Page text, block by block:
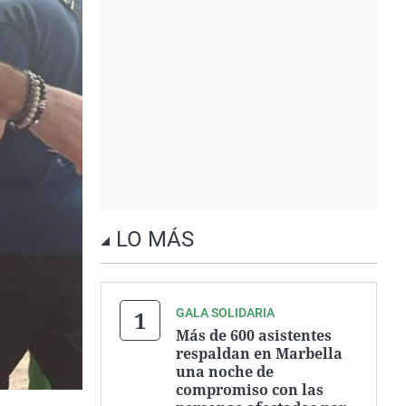
LO MÁS
GALA SOLIDARIA
Más de 600 asistentes
respaldan en Marbella
una noche de
compromiso con las